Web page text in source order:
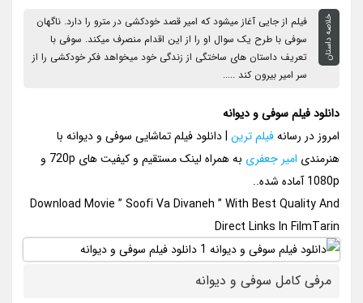
خلاصه داستان
فیلم از جایی آغاز میشود که امیر قصد خودکشی در مترو را دارد. ناگهان
سوفی با طرح یک سوال او را از این اقدام منصرف میکند. سوفی با
تعریف داستان های ساختگی از زندگی خود میخواهد فکر خودکشی را از
سر امیر بیرون کند .....
دانلود فیلم سوفی و دیوانه
امروز در رسانهفیلم ترین | دانلود فیلم تماشایی سوفی و دیوانه با
هنرمندی امیر جعفری
به همراه لینک مستقیم و کیفیت های 720p و
1080p آماده شده..
Download Movie ” Soofi Va Divaneh ” With Best Quality And
Direct Links In FilmTarin
مرفی کامل سوفی و دیوانه